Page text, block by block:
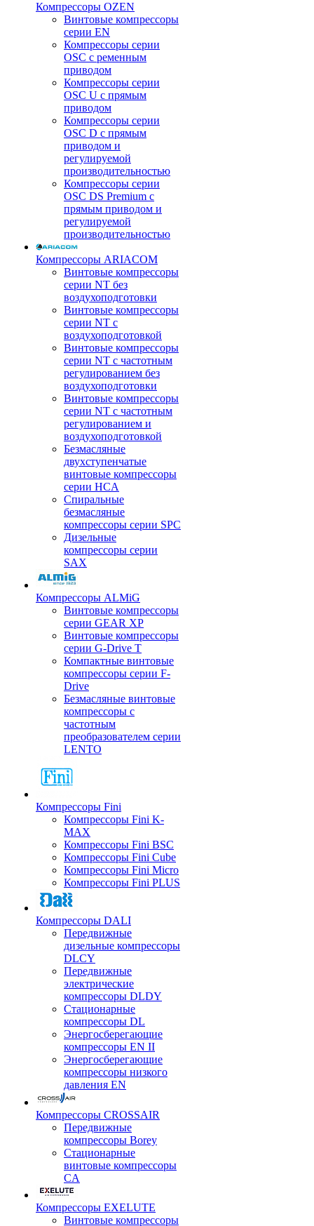
Компрессоры OZEN
Винтовые компрессоры
серии EN
Компрессоры серии
OSC с ременным
приводом
Компрессоры серии
OSC U с прямым
приводом
Компрессоры серии
OSC D с прямым
приводом и
регулируемой
производительностью
Компрессоры серии
OSC DS Premium с
прямым приводом и
регулируемой
производительностью
Компрессоры ARIACOM
Винтовые компрессоры
серии NT без
воздухоподготовки
Винтовые компрессоры
серии NT c
воздухоподготовкой
Винтовые компрессоры
серии NT с частотным
регулированием без
воздухоподготовки
Винтовые компрессоры
серии NT с частотным
регулированием и
воздухоподготовкой
Безмасляные
двухступенчатые
винтовые компрессоры
серии HCA
Спиральные
безмасляные
компрессоры серии SPC
Дизельные
компрессоры серии
SAX
Компрессоры ALMiG
Винтовые компрессоры
серии GEAR XP
Винтовые компрессоры
серии G-Drive T
Компактные винтовые
компрессоры серии F-
Drive
Безмасляные винтовые
компрессоры с
частотным
преобразователем серии
LENTO
Компрессоры Fini
Компрессоры Fini K-
MAX
Компрессоры Fini BSC
Компрессоры Fini Cube
Компрессоры Fini Micro
Компрессоры Fini PLUS
Компрессоры DALI
Передвижные
дизельные компрессоры
DLCY
Передвижные
электрические
компрессоры DLDY
Стационарные
компрессоры DL
Энергосберегающие
компрессоры EN II
Энергосберегающие
компрессоры низкого
давления EN
Компрессоры CROSSAIR
Передвижные
компрессоры Borey
Стационарные
винтовые компрессоры
CA
Компрессоры EXELUTE
Винтовые компрессоры